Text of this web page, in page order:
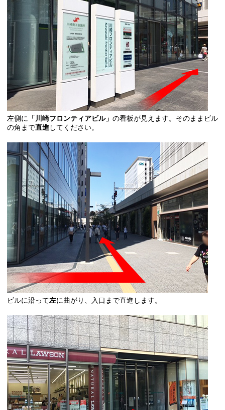
左側に 「川崎フロンティアビル」 の看板が見えます。そのままビル
の角まで直進してください。
ビルに沿って左に曲がり、入口まで直進します。